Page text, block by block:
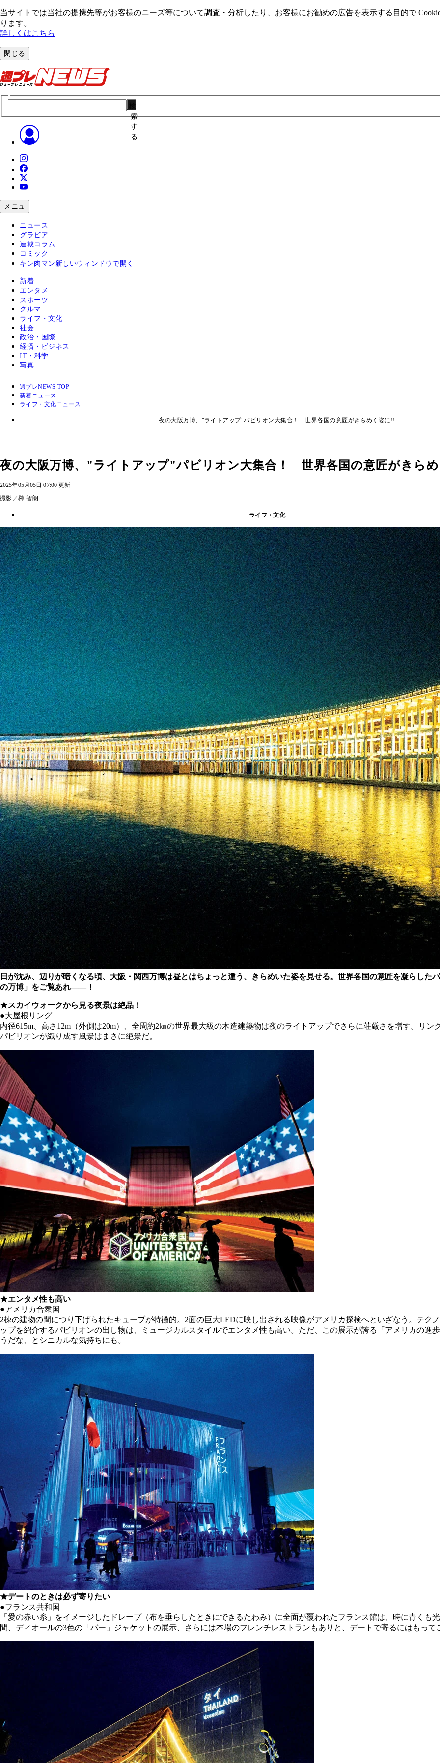
当サイトでは当社の提携先等がお客様のニーズ等について調査・分析したり、お客様にお勧めの広告を表⽰する⽬的で
ります。
詳しくはこちら
閉じる
索
す
る
メニュ
ニュース
グラビア
連載コラム
コミック
キン肉マン 新しいウィンドウで開く
新着
エンタメ
スポーツ
クルマ
ライフ・文化
社会
政治・国際
経済・ビジネス
IT・科学
写真
週プレNEWS TOP
新着ニュース
ライフ・文化ニュース
夜の大阪万博、"ライトアップ"パビリオン大集合！ 世界各国の意匠がきらめく姿に!!
夜の大阪万博、"ライトアップ"パビリオン大集合！ 世界各国の意匠がきら
2025年05月05日 07:00 更新
撮影／榊 智朗
ライフ・文化
日が沈み、辺りが暗くなる頃、大阪・関西万博は昼とはちょっと違う、きらめいた姿を見せる。世界各国の意匠を凝らした
の万博」をご覧あれ――！
★スカイウォークから見る夜景は絶品！
●大屋根リング
内径615m、高さ12m（外側は20m）、全周約2㎞の世界最大級の木造建築物は夜のライトアップでさらに荘厳さを増す。リ
パビリオンが織り成す風景はまさに絶景だ。
★エンタメ性も高い
●アメリカ合衆国
2棟の建物の間につり下げられたキューブが特徴的。2面の巨大LEDに映し出される映像がアメリカ探検へといざなう。テク
ップを紹介するパビリオンの出し物は、ミュージカルスタイルでエンタメ性も高い。ただ、この展示が誇る「アメリカの進
うだな、とシニカルな気持ちにも。
★デートのときは必ず寄りたい
●フランス共和国
「愛の赤い糸」をイメージしたドレープ（布を垂らしたときにできるたわみ）に全面が覆われたフランス館は、時に青くも
間、ディオールの3色の「バー」ジャケットの展示、さらには本場のフレンチレストランもありと、デートで寄るにはもって